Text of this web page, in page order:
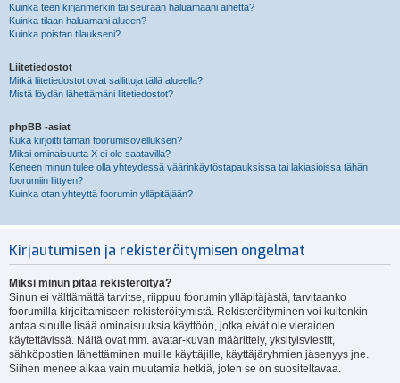
Kuinka teen kirjanmerkin tai seuraan haluamaani aihetta?
Kuinka tilaan haluamani alueen?
Kuinka poistan tilaukseni?
Liitetiedostot
Mitkä liitetiedostot ovat sallittuja tällä alueella?
Mistä löydän lähettämäni liitetiedostot?
phpBB -asiat
Kuka kirjoitti tämän foorumisovelluksen?
Miksi ominaisuutta X ei ole saatavilla?
Keneen minun tulee olla yhteydessä väärinkäytöstapauksissa tai lakiasioissa tähän
foorumiin liittyen?
Kuinka otan yhteyttä foorumin ylläpitäjään?
Kirjautumisen ja rekisteröitymisen ongelmat
Miksi minun pitää rekisteröityä?
Sinun ei välttämättä tarvitse, riippuu foorumin ylläpitäjästä, tarvitaanko
foorumilla kirjoittamiseen rekisteröitymistä. Rekisteröityminen voi kuitenkin
antaa sinulle lisää ominaisuuksia käyttöön, jotka eivät ole vieraiden
käytettävissä. Näitä ovat mm. avatar-kuvan määrittely, yksityisviestit,
sähköpostien lähettäminen muille käyttäjille, käyttäjäryhmien jäsenyys jne.
Siihen menee aikaa vain muutamia hetkiä, joten se on suositeltavaa.